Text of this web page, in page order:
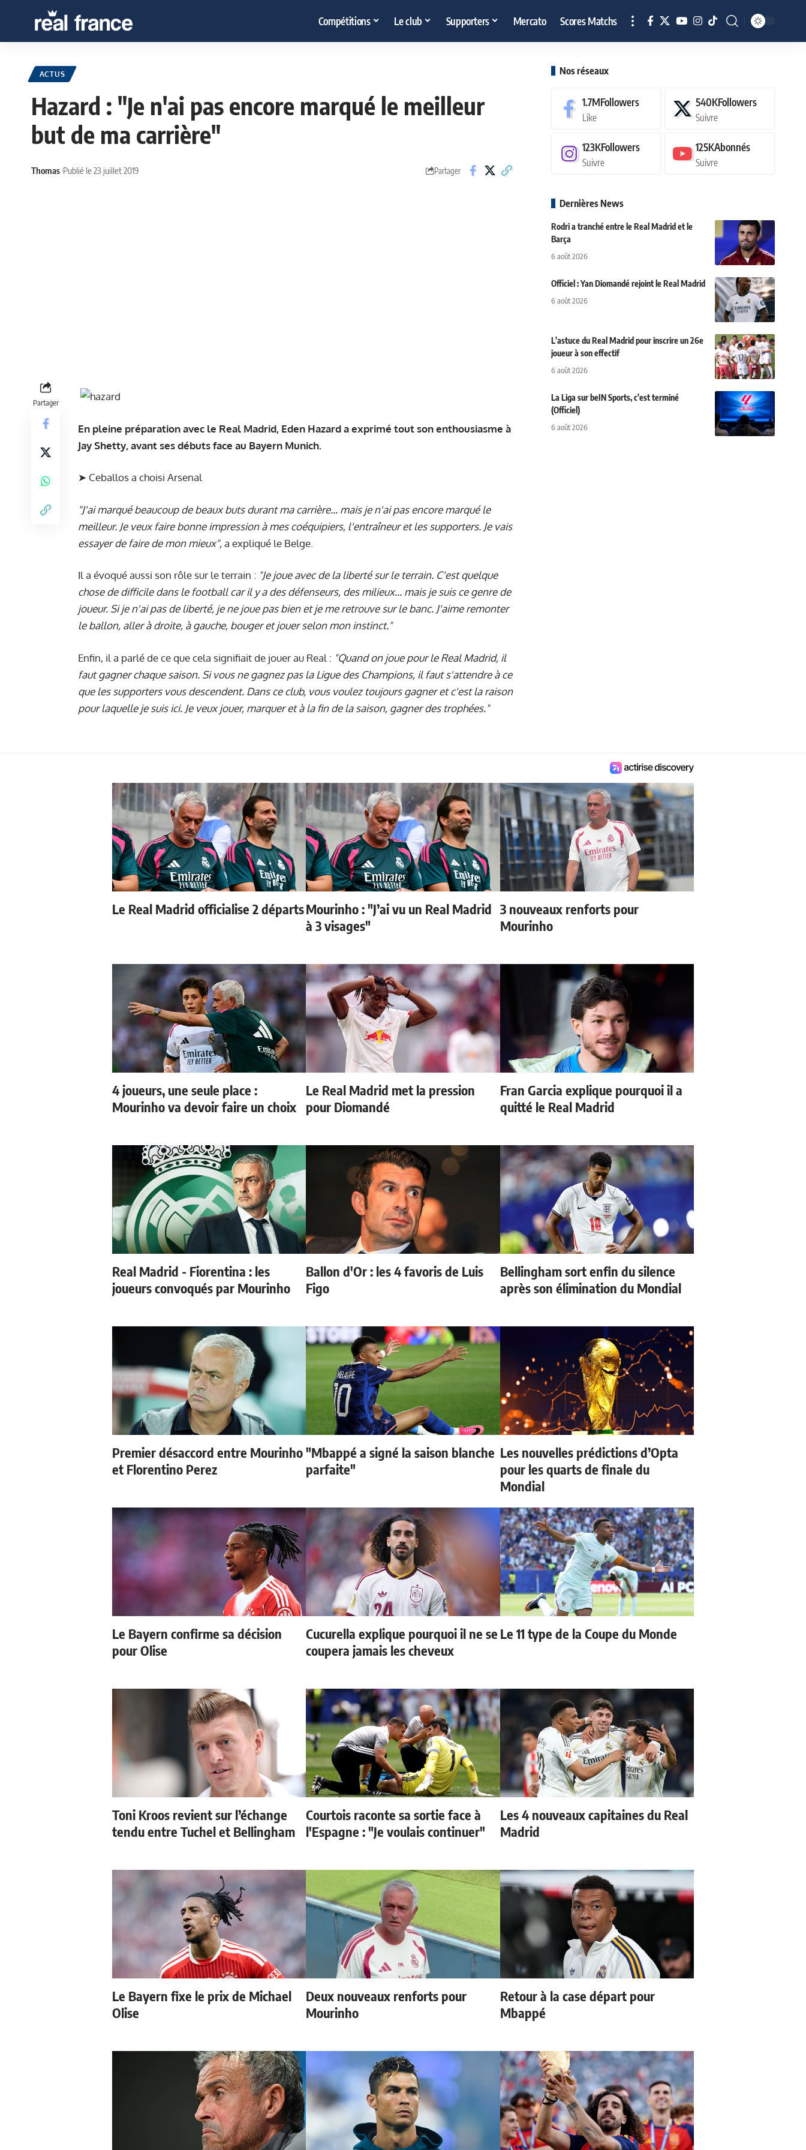
Compétitions Le club Supporters Mercato Scores Matchs
ACTUS
Hazard : "Je n'ai pas encore marqué le meilleur
but de ma carrière"
Thomas Publié le 23 juillet 2019 Partager
Partager
En pleine préparation avec le Real Madrid, Eden Hazard a exprimé tout son enthousiasme à
Jay Shetty, avant ses débuts face au Bayern Munich.
➤ Ceballos a choisi Arsenal
"J'ai marqué beaucoup de beaux buts durant ma carrière... mais je n'ai pas encore marqué le
meilleur. Je veux faire bonne impression à mes coéquipiers, l'entraîneur et les supporters. Je vais
essayer de faire de mon mieux",a expliqué le Belge.
Il a évoqué aussi son rôle sur le terrain : "Je joue avec de la liberté sur le terrain. C'est quelque
chose de difficile dans le football car il y a des défenseurs, des milieux... mais je suis ce genre de
joueur. Si je n'ai pas de liberté, je ne joue pas bien et je me retrouve sur le banc. J'aime remonter
le ballon, aller à droite, à gauche, bouger et jouer selon mon instinct."
Enfin, il a parlé de ce que cela signifiait de jouer au Real : "Quand on joue pour le Real Madrid, il
faut gagner chaque saison. Si vous ne gagnez pas la Ligue des Champions, il faut s'attendre à ce
que les supporters vous descendent. Dans ce club, vous voulez toujours gagner et c'est la raison
pour laquelle je suis ici. Je veux jouer, marquer et à la fin de la saison, gagner des trophées."
Nos réseaux
1.7MFollowers
Like
540KFollowers
Suivre
123KFollowers
Suivre
125KAbonnés
Suivre
Dernières News
Rodri a tranché entre le Real Madrid et le
Barça
6 août 2026
Officiel : Yan Diomandé rejoint le Real Madrid
6 août 2026
L'astuce du Real Madrid pour inscrire un 26e
joueur à son effectif
6 août 2026
La Liga sur beIN Sports, c'est terminé
(Officiel)
6 août 2026
Le Real Madrid officialise 2 départsMourinho : "J’ai vu un Real Madrid
à 3 visages"
3 nouveaux renforts pour
Mourinho
4 joueurs, une seule place :
Mourinho va devoir faire un choix
Le Real Madrid met la pression
pour Diomandé
Fran Garcia explique pourquoi il a
quitté le Real Madrid
Real Madrid - Fiorentina : les
joueurs convoqués par Mourinho
Ballon d'Or : les 4 favoris de Luis
Figo
Bellingham sort enfin du silence
après son élimination du Mondial
Premier désaccord entre Mourinho
et Florentino Perez
"Mbappé a signé la saison blanche
parfaite"
Les nouvelles prédictions d’Opta
pour les quarts de finale du
Mondial
Le Bayern confirme sa décision
pour Olise
Cucurella explique pourquoi il ne se
coupera jamais les cheveux
Le 11 type de la Coupe du Monde
Toni Kroos revient sur l’échange
tendu entre Tuchel et Bellingham
Courtois raconte sa sortie face à
l'Espagne : "Je voulais continuer"
Les 4 nouveaux capitaines du Real
Madrid
Le Bayern fixe le prix de Michael
Olise
Deux nouveaux renforts pour
Mourinho
Retour à la case départ pour
Mbappé